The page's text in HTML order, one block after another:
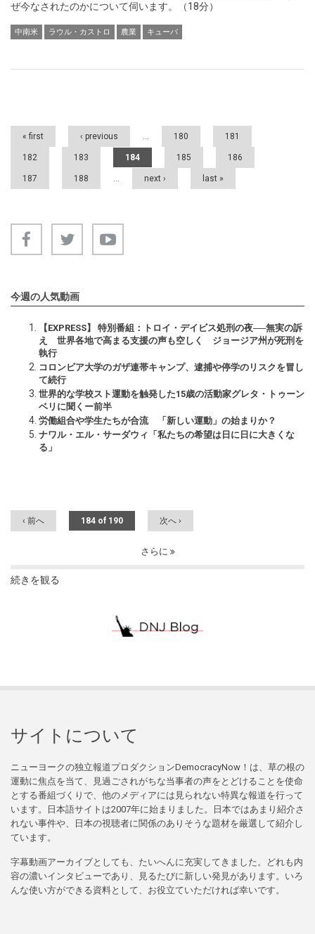
ぜ今なされたのかについて伺います。（18分）
中南米 ラウル・カストロ 農業 キューバ
Pages
« first ‹ previous … 180 181
182 183 184 185 186
187 188 … next › last »
今週の人気動画
【EXPRESS】 特別番組：トロイ・デイビス処刑の夜──無実の訴
え 世界各地で高まる支援の声も空しく ジョージア州が死刑を
執行
コロンビア大学のガザ連帯キャンプ、逮捕や停学のリスクを冒し
て続行
世界的な学校スト運動を触発した15歳の活動家グレタ・トゥーン
ベリに聞くー前半
労働組合や学生たちが合流 「新しい運動」の始まりか？
ナワル・エル・サーダウィ「私たちの希望は日に日に大きくな
る」
‹ 前へ 184 of 190 次へ ›
さらに
続きを観る
サイトについて
ニューヨークの独立報道プロダクションDemocracyNow！は、草の根の
運動に焦点を当て、見過ごされがちな当事者の声をとどけることを使命
とする番組づくりで、他のメディアには見られない特異な報道を行って
います。日本語サイトは2007年に始まりました。日本ではあまり紹介さ
れない事件や、日本の視聴者に関係のありそうな題材を厳選して紹介し
ています。
字幕動画アーカイブとしても、たいへんに充実してきました。どれも内
容の濃いインタビューであり、見るたびに新しい発見があります。いろ
んな使い方ができる資料として、お役立ていただければ幸いです。